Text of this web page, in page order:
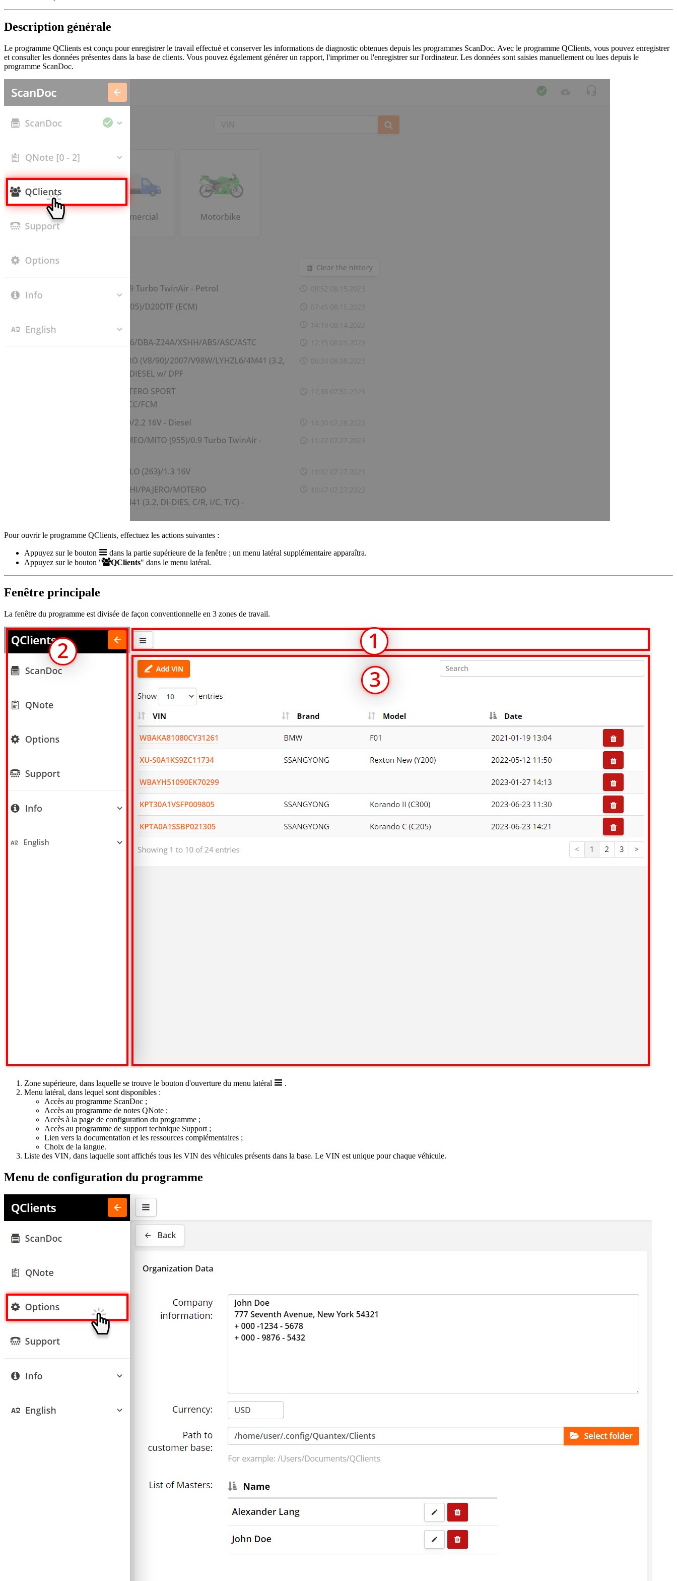
Description générale
Le programme QClients est conçu pour enregistrer le travail effectué et conserver les informations de diagnostic obtenues depuis les programmes ScanDoc. Avec le programme QClients, vous pouvez enregistrer
et consulter les données présentes dans la base de clients. Vous pouvez également générer un rapport, l'imprimer ou l'enregistrer sur l'ordinateur. Les données sont saisies manuellement ou lues depuis le
programme ScanDoc.
Pour ouvrir le programme QClients, effectuez les actions suivantes :
Appuyez sur le bouton
dans la partie supérieure de la fenêtre ; un menu latéral supplémentaire apparaîtra.
Appuyez sur le bouton "
QClients" dans le menu latéral.
Fenêtre principale
La fenêtre du programme est divisée de façon conventionnelle en 3 zones de travail.
Zone supérieure, dans laquelle se trouve le bouton d'ouverture du menu latéral
.
Menu latéral, dans lequel sont disponibles :
Accès au programme ScanDoc ;
Accès au programme de notes QNote ;
Accès à la page de configuration du programme ;
Accès au programme de support technique Support ;
Lien vers la documentation et les ressources complémentaires ;
Choix de la langue.
Liste des VIN, dans laquelle sont affichés tous les VIN des véhicules présents dans la base. Le VIN est unique pour chaque véhicule.
Menu de configuration du programme